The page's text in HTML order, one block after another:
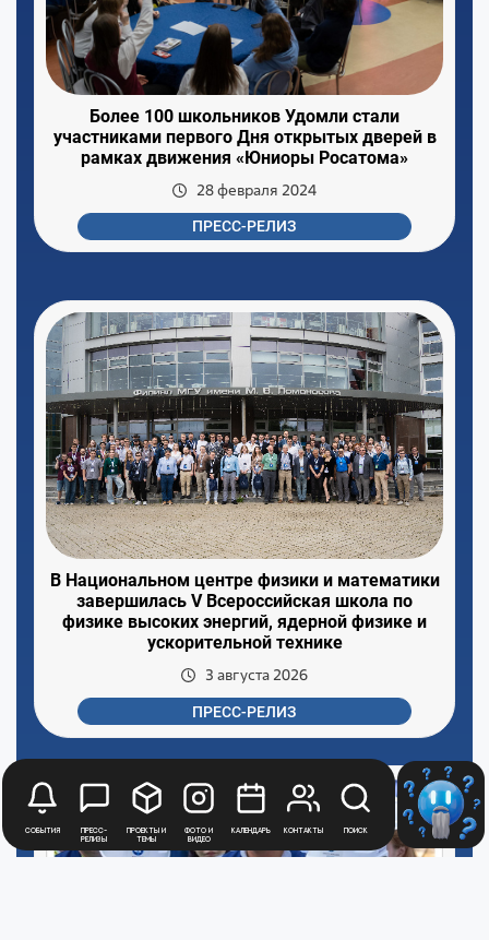
События
Пресс-
релизы
Проекты и
темы
Фото и
видео
Календарь Контакты Поиск
Более 100 школьников Удомли стали
участниками первого Дня открытых дверей в
рамках движения «Юниоры Росатома»
28 февраля 2024
ПРЕСС-РЕЛИЗ
В Национальном центре физики и математики
завершилась V Всероссийская школа по
физике высоких энергий, ядерной физике и
ускорительной технике
3 августа 2026
ПРЕСС-РЕЛИЗ